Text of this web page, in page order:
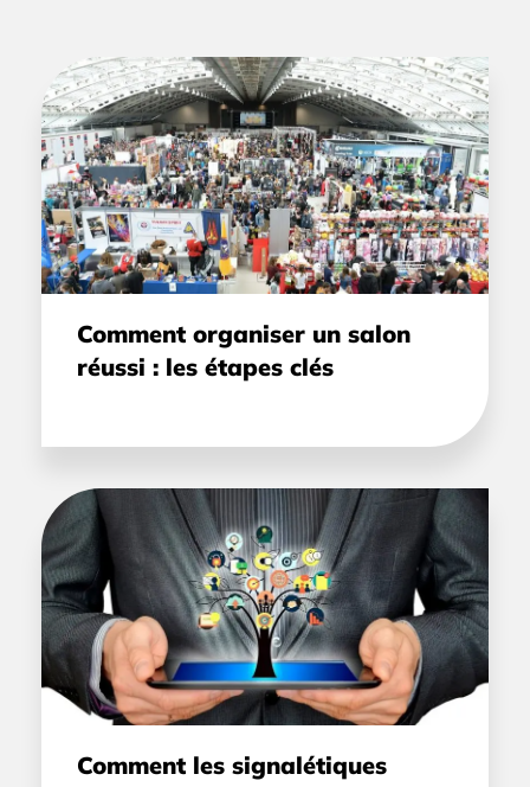
Comment organiser un salon
réussi : les étapes clés
Comment les signalétiques